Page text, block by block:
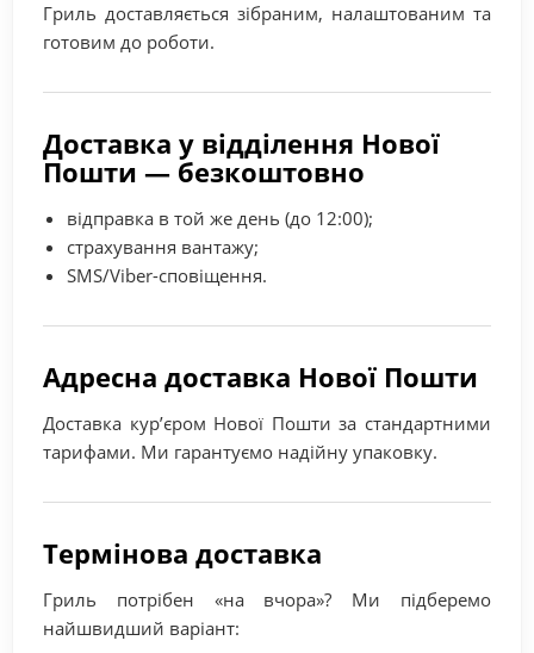
Гриль доставляється зібраним, налаштованим та
готовим до роботи.
Доставка у відділення Нової
Пошти — безкоштовно
відправка в той же день (до 12:00);
страхування вантажу;
SMS/Viber-сповіщення.
Адресна доставка Нової Пошти
Доставка кур’єром Нової Пошти за стандартними
тарифами. Ми гарантуємо надійну упаковку.
Термінова доставка
Гриль потрібен «на вчора»? Ми підберемо
найшвидший варіант: